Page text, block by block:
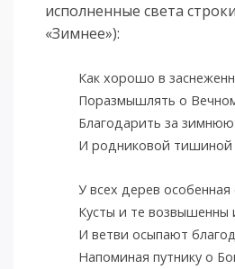
исполненные света
«Зимнее»):
Как хорошо в
Поразмышлять о
Благодарить за зимнюю
И родниковой тишиной
У всех дерев особенная
Кусты и те возвышенны
И ветви осыпают
Напоминая путнику о